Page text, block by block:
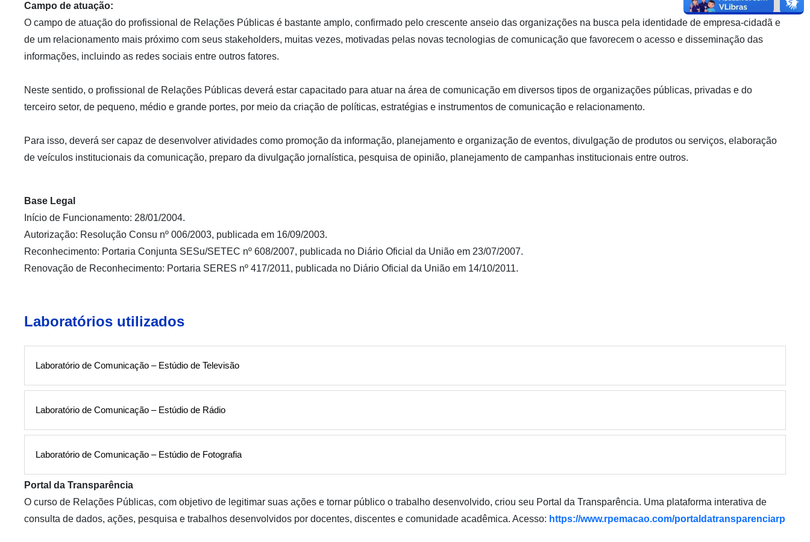
Campo de atuação:
O campo de atuação do profissional de Relações Públicas é bastante amplo, confirmado pelo crescente anseio das organizações na busca pela identidade de empresa-cidadã e
de um relacionamento mais próximo com seus stakeholders, muitas vezes, motivadas pelas novas tecnologias de comunicação que favorecem o acesso e disseminação das
informações, incluindo as redes sociais entre outros fatores.
Neste sentido, o profissional de Relações Públicas deverá estar capacitado para atuar na área de comunicação em diversos tipos de organizações públicas, privadas e do
terceiro setor, de pequeno, médio e grande portes, por meio da criação de políticas, estratégias e instrumentos de comunicação e relacionamento.
Para isso, deverá ser capaz de desenvolver atividades como promoção da informação, planejamento e organização de eventos, divulgação de produtos ou serviços, elaboração
de veículos institucionais da comunicação, preparo da divulgação jornalística, pesquisa de opinião, planejamento de campanhas institucionais entre outros.
Base Legal
Início de Funcionamento: 28/01/2004.
Autorização: Resolução Consu nº 006/2003, publicada em 16/09/2003.
Reconhecimento: Portaria Conjunta SESu/SETEC nº 608/2007, publicada no Diário Oficial da União em 23/07/2007.
Renovação de Reconhecimento: Portaria SERES nº 417/2011, publicada no Diário Oficial da União em 14/10/2011.
Laboratórios utilizados
Laboratório de Comunicação – Estúdio de Televisão
Laboratório de Comunicação – Estúdio de Rádio
Laboratório de Comunicação – Estúdio de Fotografia
Portal da Transparência
O curso de Relações Públicas, com objetivo de legitimar suas ações e tornar público o trabalho desenvolvido, criou seu Portal da Transparência. Uma plataforma interativa de
consulta de dados, ações, pesquisa e trabalhos desenvolvidos por docentes, discentes e comunidade acadêmica. Acesso: https://www.rpemacao.com/portaldatransparenciarp